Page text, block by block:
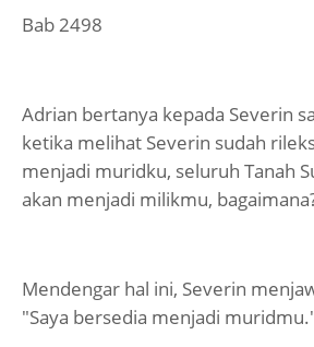
Bab 2498
Adrian bertanya kepada Severin
ketika melihat Severin sudah
menjadi muridku, seluruh Tanah
akan menjadi milikmu,
Mendengar hal ini, Severin
"Saya bersedia menjadi